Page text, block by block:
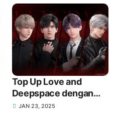
Top Up Love and
Deepspace dengan
DANA, Dapatkan Item
JAN 23, 2025